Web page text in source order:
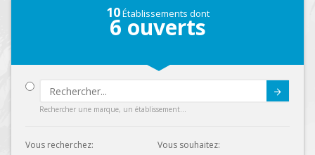
10Établissements dont
6 ouverts
Rechercher une marque, un établissement...
Vous recherchez:
Vous souhaitez: